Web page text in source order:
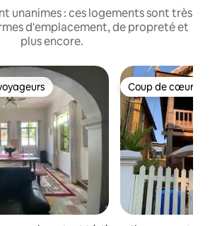
unanimes : ces logements sont très
d'emplacement, de propreté et
plus encore.
les plus appréciés Coup de cœur
Coup de cœur